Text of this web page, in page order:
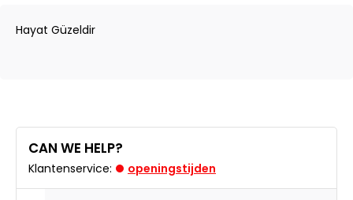
Hayat Güzeldir
CAN WE HELP?
Klantenservice: openingstijden